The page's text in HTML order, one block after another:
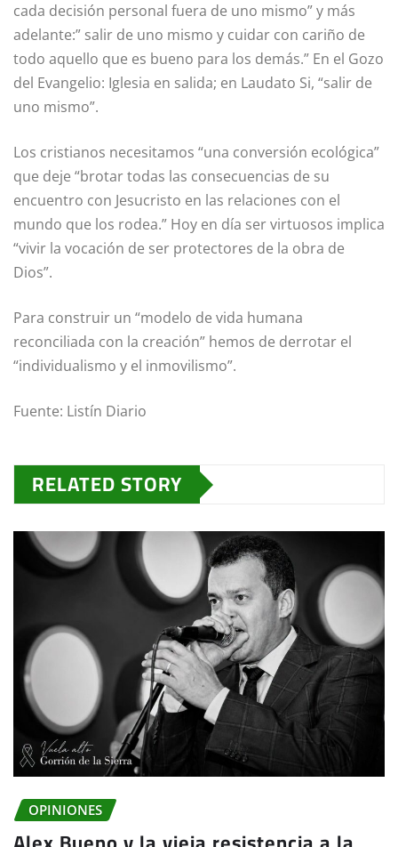
cada decisión personal fuera de uno mismo” y más
adelante:” salir de uno mismo y cuidar con cariño de
todo aquello que es bueno para los demás.” En el Gozo
del Evangelio: Iglesia en salida; en Laudato Si, “salir de
uno mismo”.
Los cristianos necesitamos “una conversión ecológica”
que deje “brotar todas las consecuencias de su
encuentro con Jesucristo en las relaciones con el
mundo que los rodea.” Hoy en día ser virtuosos implica
“vivir la vocación de ser protectores de la obra de
Dios”.
Para construir un “modelo de vida humana
reconciliada con la creación” hemos de derrotar el
“individualismo y el inmovilismo”.
Fuente: Listín Diario
RELATED STORY
OPINIONES